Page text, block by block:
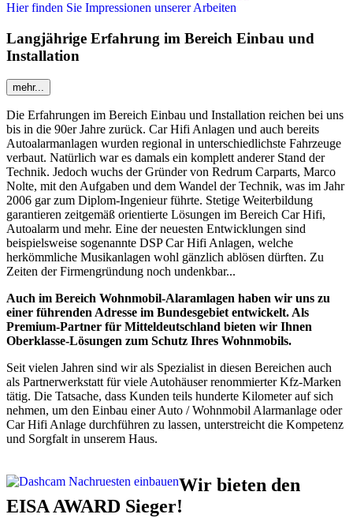
Hier finden Sie Impressionen unserer Arbeiten
Langjährige Erfahrung im Bereich Einbau und
Installation
mehr...
Die Erfahrungen im Bereich Einbau und Installation reichen bei uns
bis in die 90er Jahre zurück. Car Hifi Anlagen und auch bereits
Autoalarmanlagen wurden regional in unterschiedlichste Fahrzeuge
verbaut. Natürlich war es damals ein komplett anderer Stand der
Technik. Jedoch wuchs der Gründer von Redrum Carparts, Marco
Nolte, mit den Aufgaben und dem Wandel der Technik, was im Jahr
2006 gar zum Diplom-Ingenieur führte. Stetige Weiterbildung
garantieren zeitgemäß orientierte Lösungen im Bereich Car Hifi,
Autoalarm und mehr. Eine der neuesten Entwicklungen sind
beispielsweise sogenannte DSP Car Hifi Anlagen, welche
herkömmliche Musikanlagen wohl gänzlich ablösen dürften. Zu
Zeiten der Firmengründung noch undenkbar...
Auch im Bereich Wohnmobil-Alaramlagen haben wir uns zu
einer führenden Adresse im Bundesgebiet entwickelt. Als
Premium-Partner für Mitteldeutschland bieten wir Ihnen
Oberklasse-Lösungen zum Schutz Ihres Wohnmobils.
Seit vielen Jahren sind wir als Spezialist in diesen Bereichen auch
als Partnerwerkstatt für viele Autohäuser renommierter Kfz-Marken
tätig. Die Tatsache, dass Kunden teils hunderte Kilometer auf sich
nehmen, um den Einbau einer Auto / Wohnmobil Alarmanlage oder
Car Hifi Anlage durchführen zu lassen, unterstreicht die Kompetenz
und Sorgfalt in unserem Haus.
Wir bieten den
EISA AWARD Sieger!